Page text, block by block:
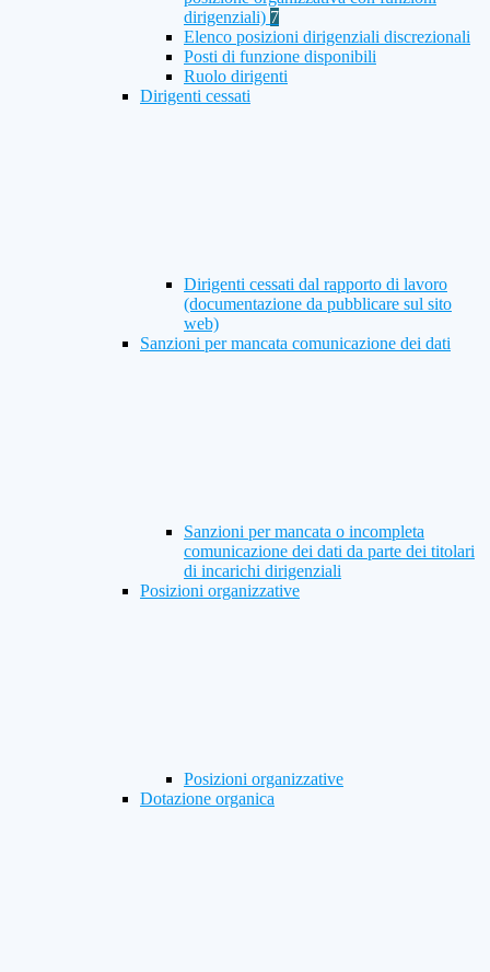
dirigenziali) 7
Elenco posizioni dirigenziali discrezionali
Posti di funzione disponibili
Ruolo dirigenti
Dirigenti cessati
Dirigenti cessati dal rapporto di lavoro
(documentazione da pubblicare sul sito
web)
Sanzioni per mancata comunicazione dei dati
Sanzioni per mancata o incompleta
comunicazione dei dati da parte dei titolari
di incarichi dirigenziali
Posizioni organizzative
Posizioni organizzative
Dotazione organica